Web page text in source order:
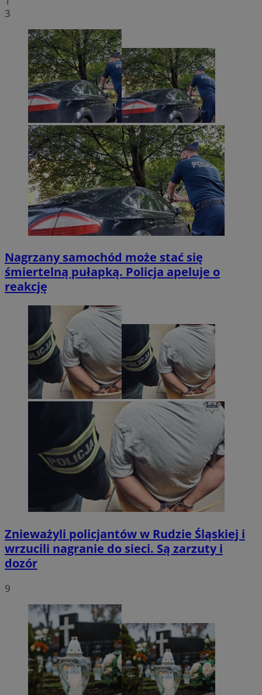
3
Nagrzany samochód może stać się
śmiertelną pułapką. Policja apeluje o
reakcję
Znieważyli policjantów w Rudzie Śląskiej i
wrzucili nagranie do sieci. Są zarzuty i
dozór
9